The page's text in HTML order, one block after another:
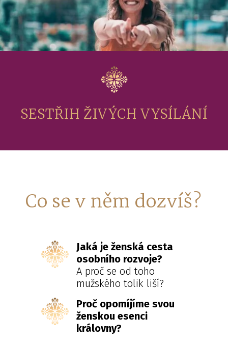
SESTŘIH ŽIVÝCH VYSÍLÁNÍ
Co se v něm dozvíš?
Jaká je ženská cesta
osobního rozvoje?
A proč se od toho
mužského tolik liší?
Proč opomíjíme svou
ženskou esenci
královny?